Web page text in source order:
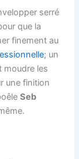
serré
que la
finement au
; un
moudre les
une finition
Seb